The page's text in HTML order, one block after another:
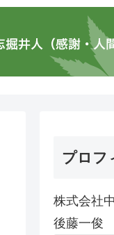
プロフ
株式会社
後藤一俊